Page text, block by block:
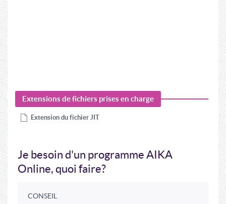
Extensions de fichiers prises en charge
Extension du fichier JIT
Je besoin d'un programme AIKA
Online, quoi faire?
CONSEIL